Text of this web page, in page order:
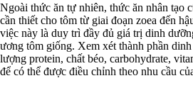
Ngoài thức ăn tự nhiên, thức ăn nhân tạo
cần thiết cho tôm từ giai đoạn zoea đến
việc này là duy trì đầy đủ giá trị dinh
ương tôm giống. Xem xét thành phần
lượng protein, chất béo, carbohydrate,
để có thể được điều chỉnh theo nhu cầu